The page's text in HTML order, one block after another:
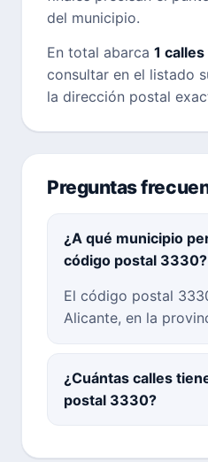
del municipio.
En total abarca 1
consultar en el listado
la dirección postal
Preguntas
¿A qué municipio
código postal 3330?
El código postal
Alicante, en la
¿Cuántas calles
postal 3330?